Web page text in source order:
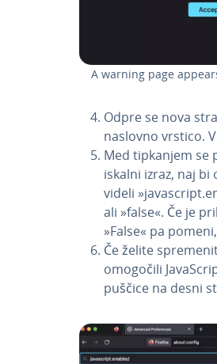
A warning page
Odpre se nova
naslovno vrstico.
Med tipkanjem se
iskalni izraz, naj
videli
ali »false«. Če je
»False« pa
Če želite
omogočili
puščice na desni